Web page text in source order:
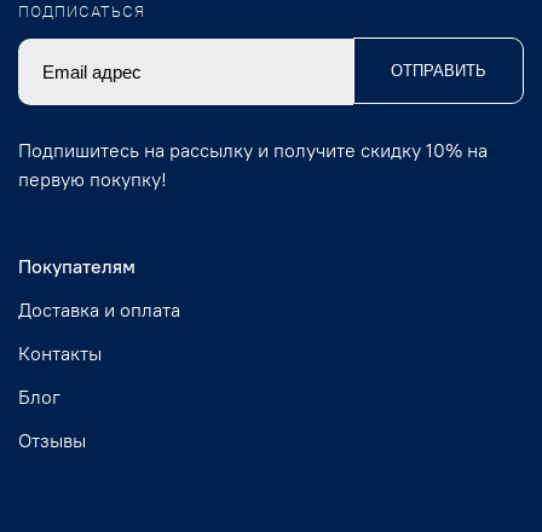
Покупателям
Доставка и оплата
Контакты
Блог
Отзывы
ПОДПИСАТЬСЯ
ОТПРАВИТЬ
Подпишитесь на рассылку и получите скидку 10% на
первую покупку!